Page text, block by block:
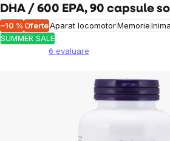
DHA / 600 EPA, 90 capsule
–10 % OferteAparat locomotorMemorie
SUMMER SALE
6 evaluare